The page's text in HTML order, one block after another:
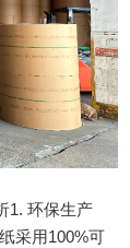
1. 环保生产
采用100%可